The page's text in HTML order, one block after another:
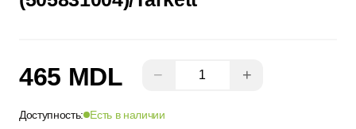
465 MDL − +
Доступность: Есть в наличии